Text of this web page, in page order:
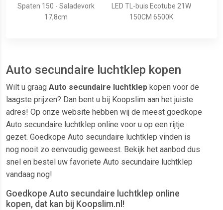
Spaten 150 - Saladevork
17,8cm
LED TL-buis Ecotube 21W
150CM 6500K
Auto secundaire luchtklep kopen
Wilt u graag Auto secundaire luchtklep kopen voor de
laagste prijzen? Dan bent u bij Koopslim aan het juiste
adres! Op onze website hebben wij de meest goedkope
Auto secundaire luchtklep online voor u op een rijtje
gezet. Goedkope Auto secundaire luchtklep vinden is
nog nooit zo eenvoudig geweest. Bekijk het aanbod dus
snel en bestel uw favoriete Auto secundaire luchtklep
vandaag nog!
Goedkope Auto secundaire luchtklep online
kopen, dat kan bij Koopslim.nl!